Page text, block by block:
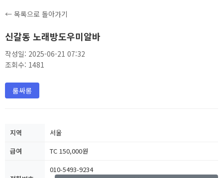
← 목록으로 돌아가기
신갈동 노래방도우미알바
작성일: 2025-06-21 07:32
조회수: 1481
룸싸롱
지역
서울
급여
TC 150,000원
010-5493-9234